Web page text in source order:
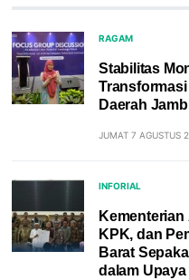
RAGAM
Stabilitas
Daerah
JUMAT 7 AGUSTUS
INFORIAL
Kementerian
KPK, dan
Barat
dalam